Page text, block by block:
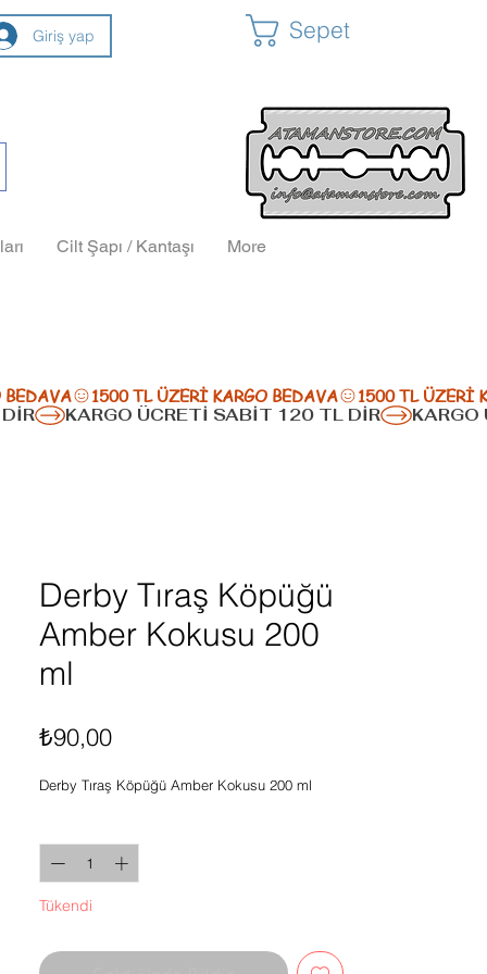
Giriş yap Sepet
Cilt Şapı / Kantaşı More
Derby Tıraş Köpüğü
Amber Kokusu 200
ml
₺90,00Fiyat
Derby Tıraş Köpüğü Amber Kokusu 200 ml
Tükendi